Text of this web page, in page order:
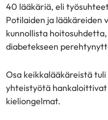
40 lääkäriä, eli
Potilaiden ja lääkäreiden
kunnollista
diabetekseen
Osa keikkalääkäreistä
yhteistyötä hankaloittivat
kieliongelmat.